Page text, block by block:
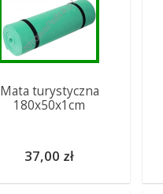
Mata turystyczna
180x50x1cm
37,00 zł